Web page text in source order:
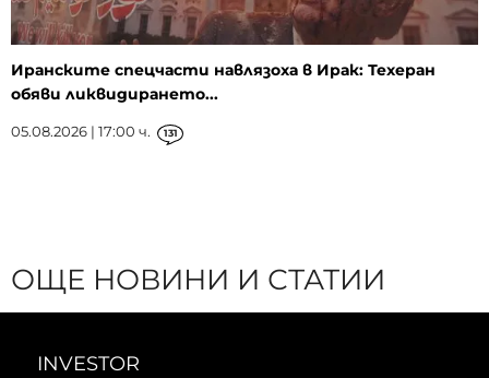
Иранските спецчасти навлязоха в Ирак: Техеран
обяви ликвидирането...
05.08.2026 | 17:00 ч. 131
ОЩЕ НОВИНИ И СТАТИИ
INVESTOR